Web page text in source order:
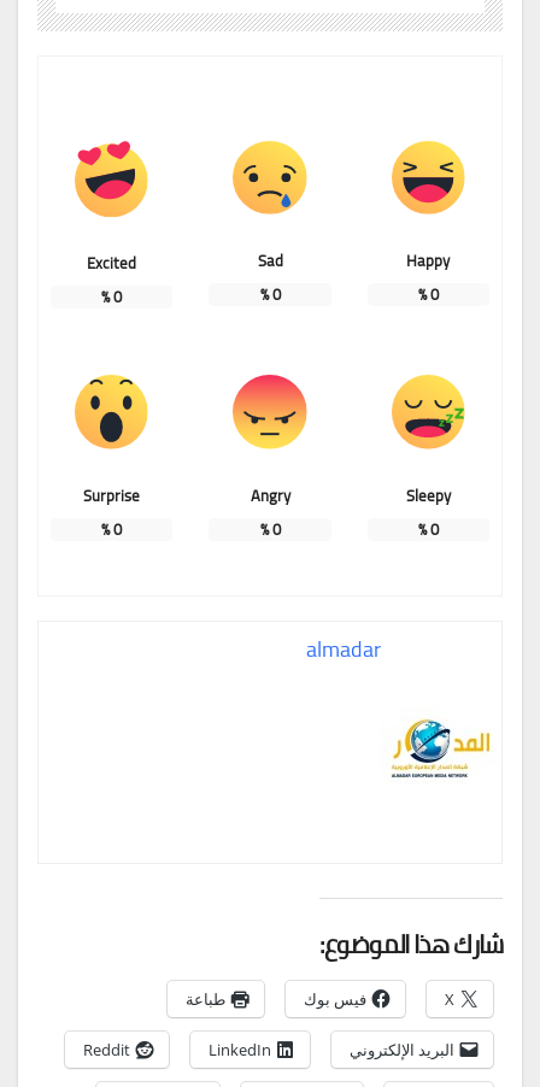
Happy
0
%
Sad
0
%
Excited
0
%
Sleepy
0
%
Angry
0
%
Surprise
0
%
almadar
شارك هذا الموضوع:
X فيس بوك طباعة
البريد الإلكتروني LinkedIn
Reddit